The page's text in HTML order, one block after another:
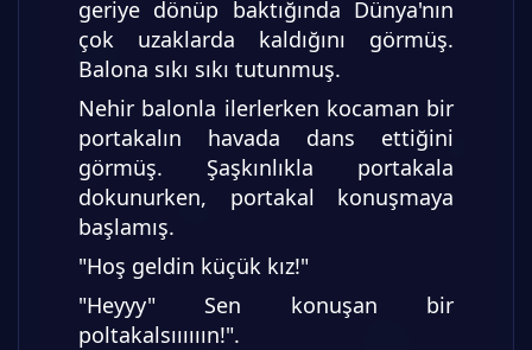
geriye dönüp baktığında Dünya'nın
çok uzaklarda kaldığını görmüş.
Balona sıkı sıkı tutunmuş.
Nehir balonla ilerlerken kocaman bir
portakalın havada dans ettiğini
görmüş. Şaşkınlıkla portakala
dokunurken, portakal konuşmaya
başlamış.
"Hoş geldin küçük kız!"
"Heyyy" Sen konuşan bir
poltakalsıııııın!".